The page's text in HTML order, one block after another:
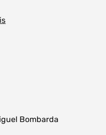
Bombarda